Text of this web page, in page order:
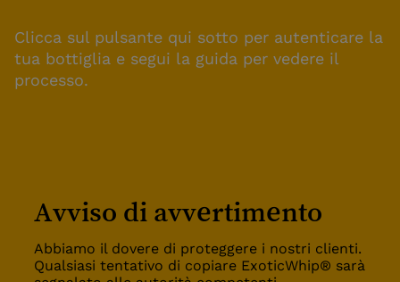
Clicca sul pulsante qui sotto per autenticare la
tua bottiglia e segui la guida per vedere il
processo.
Avviso di avvertimento
Abbiamo il dovere di proteggere i nostri clienti.
Qualsiasi tentativo di copiare ExoticWhip® sarà